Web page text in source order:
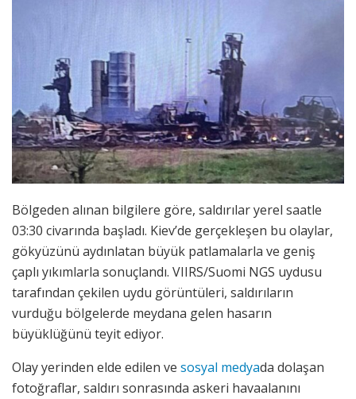
Bölgeden alınan bilgilere göre, saldırılar yerel saatle
03:30 civarında başladı. Kiev’de gerçekleşen bu olaylar,
gökyüzünü aydınlatan büyük patlamalarla ve geniş
çaplı yıkımlarla sonuçlandı. VIIRS/Suomi NGS uydusu
tarafından çekilen uydu görüntüleri, saldırıların
vurduğu bölgelerde meydana gelen hasarın
büyüklüğünü teyit ediyor.
Olay yerinden elde edilen ve sosyal medyada dolaşan
fotoğraflar, saldırı sonrasında askeri havaalanını